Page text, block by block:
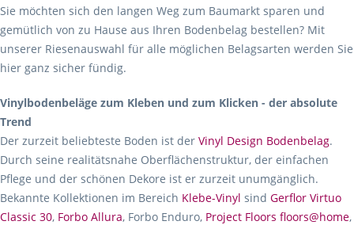
Sie möchten sich den langen Weg zum Baumarkt sparen und
gemütlich von zu Hause aus Ihren Bodenbelag bestellen? Mit
unserer Riesenauswahl für alle möglichen Belagsarten werden Sie
hier ganz sicher fündig.
Vinylbodenbeläge zum Kleben und zum Klicken - der absolute
Trend
Der zurzeit beliebteste Boden ist der Vinyl Design Bodenbelag.
Durch seine realitätsnahe Oberflächenstruktur, der einfachen
Pflege und der schönen Dekore ist er zurzeit unumgänglich.
Bekannte Kollektionen im Bereich Klebe-Vinyl sind Gerflor Virtuo
Classic 30, Forbo Allura, Forbo Enduro, Project Floors floors@home,